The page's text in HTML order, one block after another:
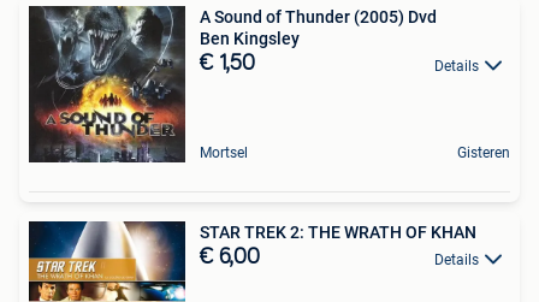
A Sound of Thunder (2005) Dvd
Ben Kingsley
€ 1,50 Details
Mortsel Gisteren
STAR TREK 2: THE WRATH OF KHAN
€ 6,00 Details